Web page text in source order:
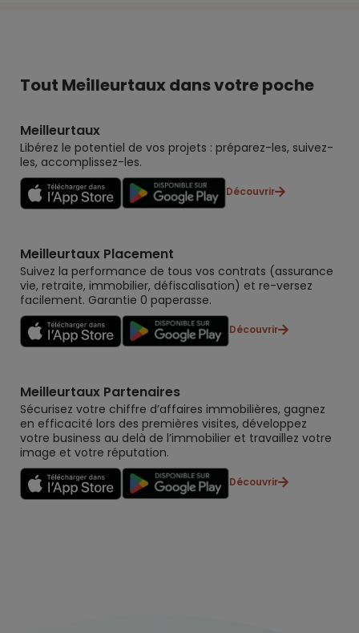
Tout Meilleurtaux dans votre poche
Meilleurtaux
Libérez le potentiel de vos projets : préparez-les, suivez-
les, accomplissez-les.
Découvrir
Meilleurtaux Placement
Suivez la performance de tous vos contrats (assurance
vie, retraite, immobilier, défiscalisation) et re-versez
facilement. Garantie 0 paperasse.
Découvrir
Meilleurtaux Partenaires
Sécurisez votre chiffre d’affaires immobilières, gagnez
en efficacité lors des premières visites, développez
votre business au delà de l’immobilier et travaillez votre
image et votre réputation.
Découvrir